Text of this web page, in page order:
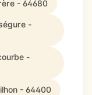
- 64680
-
-
- 64400